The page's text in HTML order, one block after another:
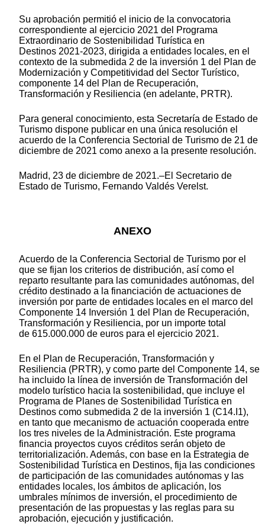
Su aprobación permitió el inicio de la convocatoria
correspondiente al ejercicio 2021 del Programa
Extraordinario de Sostenibilidad Turística en
Destinos 2021-2023, dirigida a entidades locales, en el
contexto de la submedida 2 de la inversión 1 del Plan de
Modernización y Competitividad del Sector Turístico,
componente 14 del Plan de Recuperación,
Transformación y Resiliencia (en adelante, PRTR).
Para general conocimiento, esta Secretaría de Estado de
Turismo dispone publicar en una única resolución el
acuerdo de la Conferencia Sectorial de Turismo de 21 de
diciembre de 2021 como anexo a la presente resolución.
Madrid, 23 de diciembre de 2021.‒El Secretario de
Estado de Turismo, Fernando Valdés Verelst.
ANEXO
Acuerdo de la Conferencia Sectorial de Turismo por el
que se fijan los criterios de distribución, así como el
reparto resultante para las comunidades autónomas, del
crédito destinado a la financiación de actuaciones de
inversión por parte de entidades locales en el marco del
Componente 14 Inversión 1 del Plan de Recuperación,
Transformación y Resiliencia, por un importe total
de 615.000.000 de euros para el ejercicio 2021.
En el Plan de Recuperación, Transformación y
Resiliencia (PRTR), y como parte del Componente 14, se
ha incluido la línea de inversión de Transformación del
modelo turístico hacia la sostenibilidad, que incluye el
Programa de Planes de Sostenibilidad Turística en
Destinos como submedida 2 de la inversión 1 (C14.I1),
en tanto que mecanismo de actuación cooperada entre
los tres niveles de la Administración. Este programa
financia proyectos cuyos créditos serán objeto de
territorialización. Además, con base en la Estrategia de
Sostenibilidad Turística en Destinos, fija las condiciones
de participación de las comunidades autónomas y las
entidades locales, los ámbitos de aplicación, los
umbrales mínimos de inversión, el procedimiento de
presentación de las propuestas y las reglas para su
aprobación, ejecución y justificación.